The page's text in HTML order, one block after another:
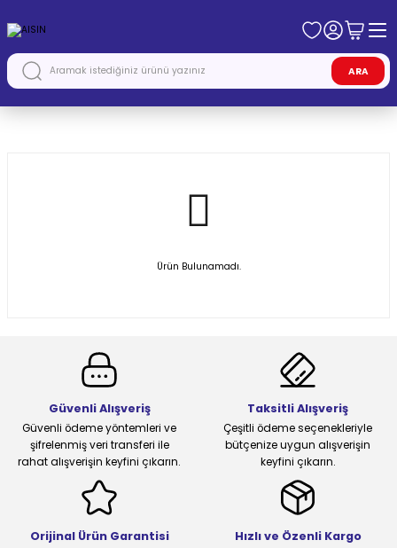
ARA
Ürün Bulunamadı.
Güvenli Alışveriş
Güvenli ödeme yöntemleri ve
şifrelenmiş veri transferi ile
rahat alışverişin keyfini çıkarın.
Taksitli Alışveriş
Çeşitli ödeme seçenekleriyle
bütçenize uygun alışverişin
keyfini çıkarın.
Orijinal Ürün Garantisi Hızlı ve Özenli Kargo